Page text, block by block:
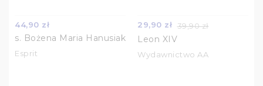
44,90 zł
s. Bożena Maria Hanusiak
Esprit
29,90 zł 39,90 zł
Leon XIV
Wydawnictwo AA